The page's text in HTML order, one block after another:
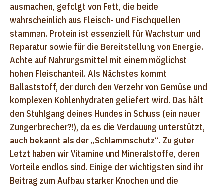
ausmachen, gefolgt von Fett, die beide
wahrscheinlich aus Fleisch- und Fischquellen
stammen. Protein ist essenziell für Wachstum und
Reparatur sowie für die Bereitstellung von Energie.
Achte auf Nahrungsmittel mit einem möglichst
hohen Fleischanteil. Als Nächstes kommt
Ballaststoff, der durch den Verzehr von Gemüse und
komplexen Kohlenhydraten geliefert wird. Das hält
den Stuhlgang deines Hundes in Schuss (ein neuer
Zungenbrecher?!), da es die Verdauung unterstützt,
auch bekannt als der „Schlammschutz“. Zu guter
Letzt haben wir Vitamine und Mineralstoffe, deren
Vorteile endlos sind. Einige der wichtigsten sind ihr
Beitrag zum Aufbau starker Knochen und die